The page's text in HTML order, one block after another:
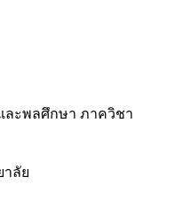
ะพลศึกษา ภาควิชา
ลัย